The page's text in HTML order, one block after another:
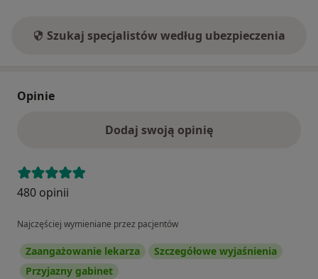
Szukaj specjalistów według ubezpieczenia
Opinie
Dodaj swoją opinię
480 opinii
Najczęściej wymieniane przez pacjentów
Zaangażowanie lekarza
Szczegółowe wyjaśnienia
Przyjazny gabinet